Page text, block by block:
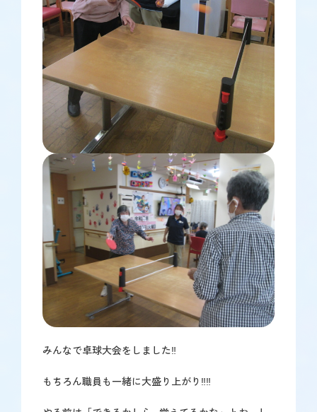
みんなで卓球大会をしました‼
もちろん職員も一緒に大盛り上がり‼‼